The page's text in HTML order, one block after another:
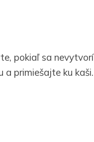
pokiaľ sa nevytvorí
a primiešajte ku kaši.